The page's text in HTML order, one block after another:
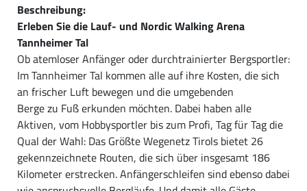
Beschreibung:
Erleben Sie die Lauf- und Nordic Walking Arena
Tannheimer Tal
Ob atemloser Anfänger oder durchtrainierter Bergsportler:
Im Tannheimer Tal kommen alle auf ihre Kosten, die sich
an frischer Luft bewegen und die umgebenden
Berge zu Fuß erkunden möchten. Dabei haben alle
Aktiven, vom Hobbysportler bis zum Profi, Tag für Tag die
Qual der Wahl: Das Größte Wegenetz Tirols bietet 26
gekennzeichnete Routen, die sich über insgesamt 186
Kilometer erstrecken. Anfängerschleifen sind ebenso dabei